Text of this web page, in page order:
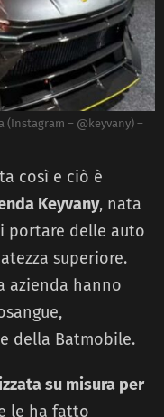
– @keyvany) –
così e ciò è
Keyvany, nata
portare delle auto
superiore.
azienda hanno
della Batmobile.
su misura per
le ha fatto